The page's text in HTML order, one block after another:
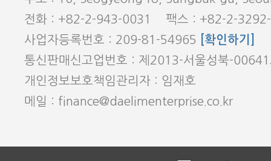
전화 : +82-2-943-0031 팩스 : +82-2-
사업자등록번호 : 209-81-54965
[확인하기]
통신판매신고업번호 : 제2013-서울성북-
개인정보보호책임관리자 : 임재호
메일 : finance@daelimenterprise.co.kr